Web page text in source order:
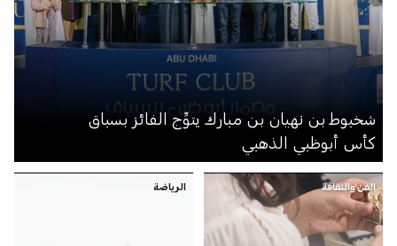
شخبوط بن نهيان بن مبارك يتوِّج الفائز بسباق
كأس أبوظبي الذهبي
الفن والثقافة الرياضة